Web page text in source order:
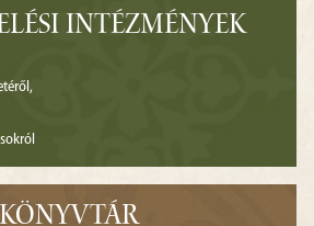
INTÉZMÉNYEK
KÖNYVTÁR